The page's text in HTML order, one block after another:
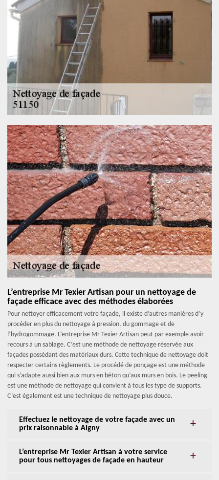
L’entreprise Mr Texier Artisan pour un nettoyage de
façade efficace avec des méthodes élaborées
Pour nettoyer efficacement votre façade, il existe d’autres manières d’y
procéder en plus du nettoyage à pression, du gommage et de
l’hydrogommage. L’entreprise Mr Texier Artisan peut par exemple avoir
recours à un sablage. C’est une méthode de nettoyage réservée aux
façades possédant des matériaux durs. Cette technique de nettoyage doit
respecter certains règlements. Le procédé de ponçage est une méthode
qui s’adapte aussi bien aux murs en béton qu’aux murs en bois. Le peeling
est une méthode de nettoyage qui convient à tous les type de supports.
C’est également est une technique de nettoyage plus douce.
Effectuez le nettoyage de votre façade avec un
prix raisonnable à Aigny
L’entreprise Mr Texier Artisan à votre service
pour tous nettoyages de façade en hauteur